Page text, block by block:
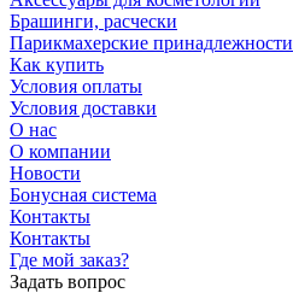
Брашинги, расчески
Парикмахерские принадлежности
Как купить
Условия оплаты
Условия доставки
О нас
О компании
Новости
Бонусная система
Контакты
Контакты
Где мой заказ?
Задать вопрос